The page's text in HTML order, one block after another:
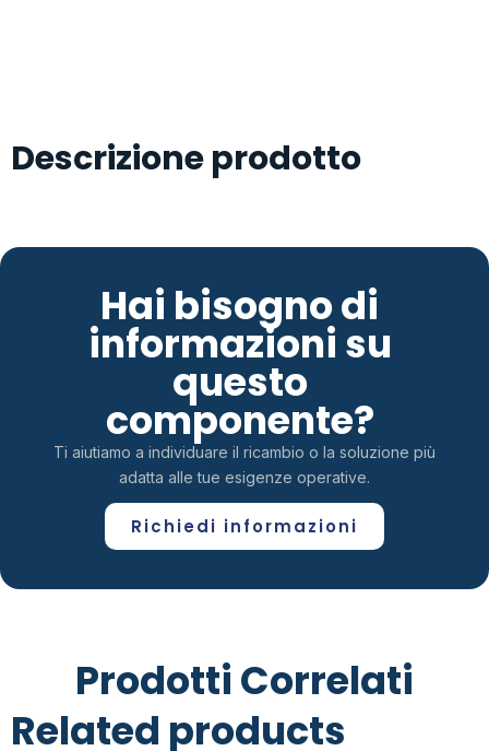
Descrizione prodotto
Hai bisogno di
informazioni su
questo
componente?
Ti aiutiamo a individuare il ricambio o la soluzione più
adatta alle tue esigenze operative.
Richiedi informazioni
Prodotti Correlati
Related products